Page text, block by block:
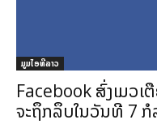
ມູມໄອທີລາວ
Facebook ສົ່ງເມວ
ຈະຖຶກລຶບໃນວັນທີ 7 ກໍ